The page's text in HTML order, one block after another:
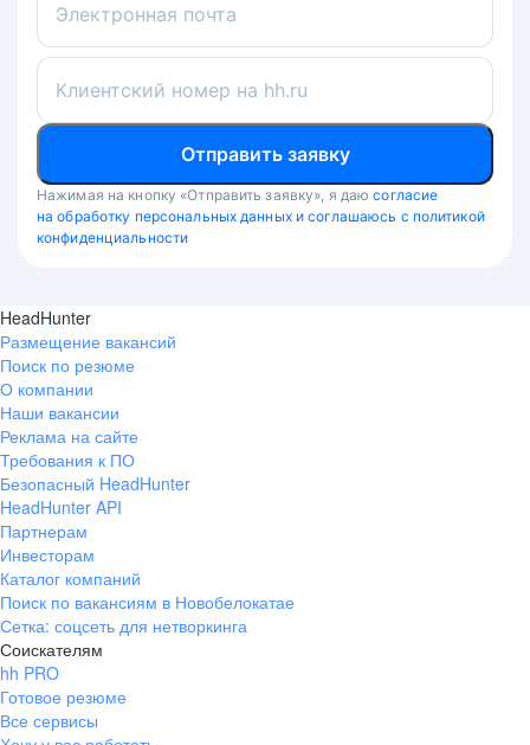
Электронная почта
Клиентский номер на hh.ru
Отправить заявку
Нажимая на кнопку «Отправить заявку», я даю согласие
на обработку персональных данных и соглашаюсь с политикой
конфиденциальности
HeadHunter
Размещение вакансий
Поиск по резюме
О компании
Наши вакансии
Реклама на сайте
Требования к ПО
Безопасный HeadHunter
HeadHunter API
Партнерам
Инвесторам
Каталог компаний
Поиск по вакансиям в Новобелокатае
Сетка: соцсеть для нетворкинга
Соискателям
hh PRO
Готовое резюме
Все сервисы